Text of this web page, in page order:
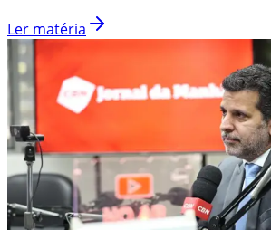
Ler matéria